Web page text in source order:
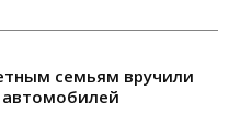
семьям вручили
автомобилей